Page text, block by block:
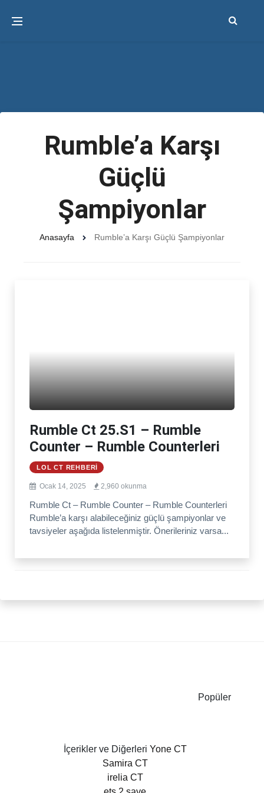
Rumble’a Karşı
Güçlü
Şampiyonlar
Anasayfa Rumble’a Karşı Güçlü Şampiyonlar
Rumble Ct 25.S1 – Rumble
Counter – Rumble Counterleri
LOL CT REHBERI
Ocak 14, 2025 2,960 okunma
Rumble Ct – Rumble Counter – Rumble Counterleri
Rumble’a karşı alabileceğiniz güçlü şampiyonlar ve
tavsiyeler aşağıda listelenmiştir. Önerileriniz varsa...
Popüler
İçerikler ve Diğerleri Yone CT
Samira CT
irelia CT